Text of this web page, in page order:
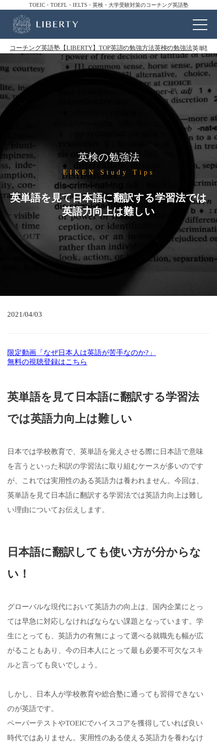
TOEIC・TOEFL・IELTS・英検・大学受験対策のコーチング英語塾
コーチング英語塾【LIBERTY】TOP英語の勉強方法英検の勉強法英単語
英検の勉強法
EIKEN Study Tips
英単語を見て日本語に翻訳する学習法では
英語力向上は難しい
2021/04/03
限定動画「なぜ日本人は英語が苦手なのか?」
無料の視聴登録はこちら
英単語を見て日本語に翻訳する学習法
では英語力向上は難しい
日本では学校教育で、英単語を覚えさせる際に日本語で意味
を言うといった和訳の学習法に取り組むケースが多いのです
が、これでは実用性のある英語力は養われません。今回は、
英単語を見て日本語に翻訳する学習法では英語力向上は難し
い理由についてお伝えします。
日本語に翻訳しても使い方が分からな
い！
グローバルな現代において英語力の向上は、国内企業にとっ
ては早急に対応しなければならない課題となっています。学
生にとっても、英語力の有無によって選べる就職先も幅が広
がることもあり、今の日本人にとって最も必要不可欠なスキ
ルと言っても良いでしょう。
しかし、日本人が学校教育や総合塾に通っても習得できない
のが英語です。
ペーパーテストやTOEICでハイスコアを獲得していれば良い
時代ではありません。実用性のある使える英語力を養わなけ